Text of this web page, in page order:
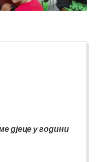
дјеце у години